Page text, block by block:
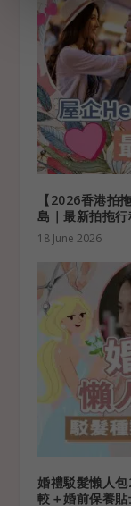
【2026香港拍
島｜最新拍拖
18 June 2026
婚禮駁髮懶人
較＋婚前保養貼